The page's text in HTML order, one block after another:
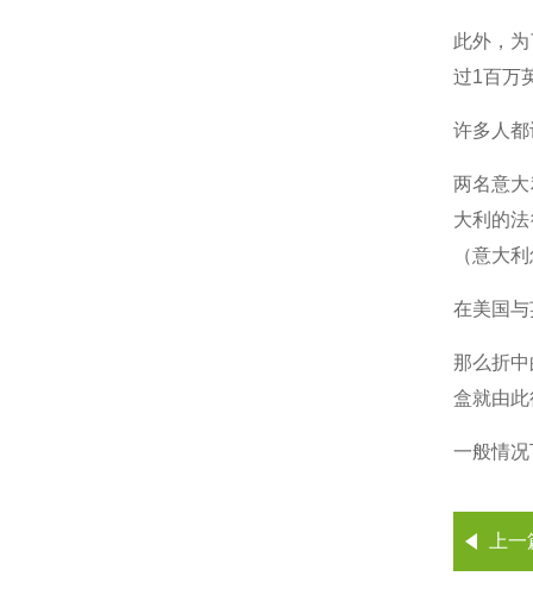
此外，
过1百万
许多人
两名意
大利的
（意大
在美国
那么折
盒就由
一般情
上